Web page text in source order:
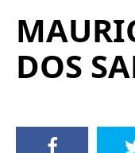
DOS